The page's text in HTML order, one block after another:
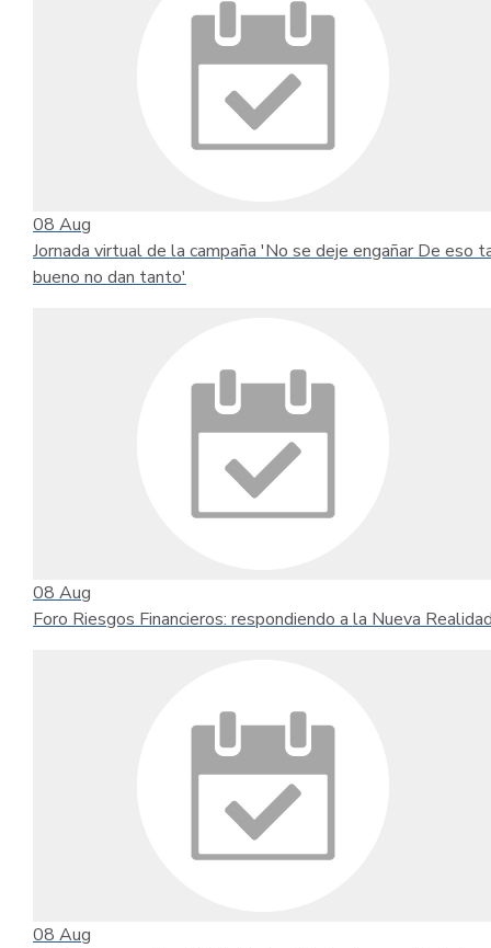
08 Aug
Jornada virtual de la campaña 'No se deje engañar De eso
bueno no dan tanto'
08 Aug
Foro Riesgos Financieros: respondiendo a la Nueva
08 Aug